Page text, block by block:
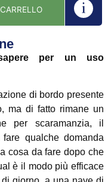
per un uso
di bordo presente
ma di fatto rimane un
per scaramanzia, il
qualche domanda
cosa da fare dopo che
è il modo più efficace